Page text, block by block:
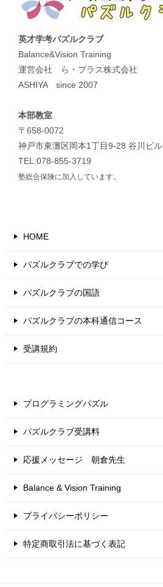
英才学考パズルクラブ
Balance&Vision Training
運営会社 ら・プラス株式会社
ASHIYA since 2007
本部教室
〒658-0072
神戸市東灘区岡本1丁目9-28 谷川ビル
TEL:078-855-3719
塾総合保険に加入しています。
HOME
パズルクラブでの学び
パズルクラブの国語
パズルクラブの本科通信コース
受講規約
プログラミングパズル
パズルクラブ受講料
応援メッセージ 朝倉先生
Balance & Vision Training
プライバシーポリシー
特定商取引法に基づく表記